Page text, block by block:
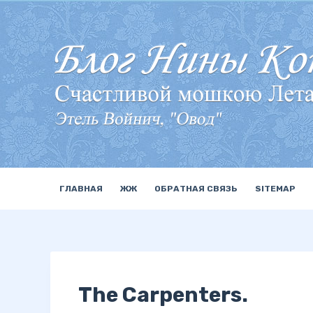
П
е
р
е
й
т
и
к
с
ГЛАВНАЯ ЖЖ ОБРАТНАЯ СВЯЗЬ SITEMAP
The Carpenters.